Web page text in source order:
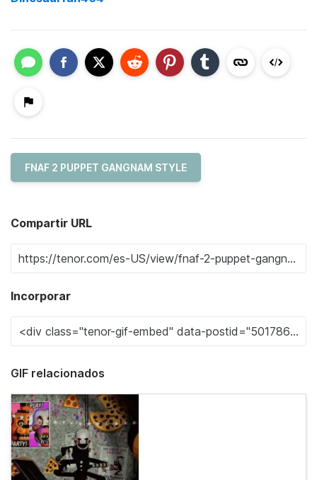
FNAF 2 PUPPET GANGNAM STYLE
Compartir URL
Incorporar
GIF relacionados